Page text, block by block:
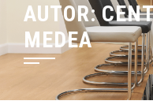
AUTOR:
MEDEA